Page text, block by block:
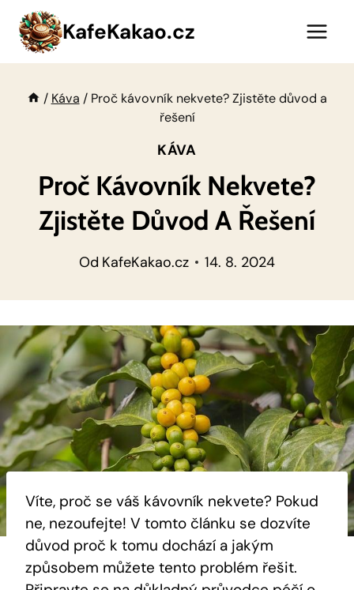
Přeskočit
obsah
KafeKakao.cz
/ Káva / Proč kávovník nekvete? Zjistěte důvod a
řešení
KÁVA
Proč Kávovník Nekvete?
Zjistěte Důvod A Řešení
Od KafeKakao.cz 14. 8. 2024
Víte, proč se váš kávovník nekvete? Pokud
ne, nezoufejte! V tomto článku se dozvíte
důvod proč k tomu dochází a jakým
způsobem můžete tento problém řešit.